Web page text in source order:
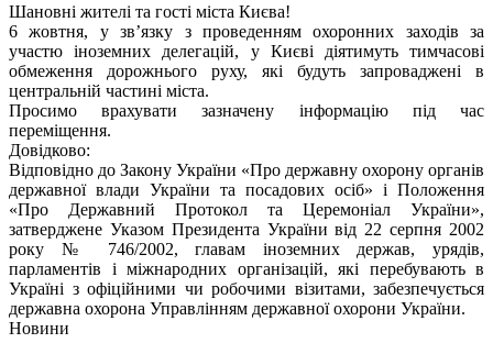
Шановні жителі та гості міста Києва!
6 жовтня, у зв’язку з проведенням охоронних заходів за
участю іноземних делегацій, у Києві діятимуть тимчасові
обмеження дорожнього руху, які будуть запроваджені в
центральній частині міста.
Просимо врахувати зазначену інформацію під час
переміщення.
Довідково:
Відповідно до Закону України «Про державну охорону органів
державної влади України та посадових осіб» і Положення
«Про Державний Протокол та Церемоніал України»,
затверджене Указом Президента України від 22 серпня 2002
року № 746/2002, главам іноземних держав, урядів,
парламентів і міжнародних організацій, які перебувають в
Україні з офіційними чи робочими візитами, забезпечується
державна охорона Управлінням державної охорони України.
Новини